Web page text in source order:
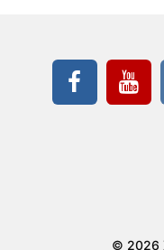
© 2026